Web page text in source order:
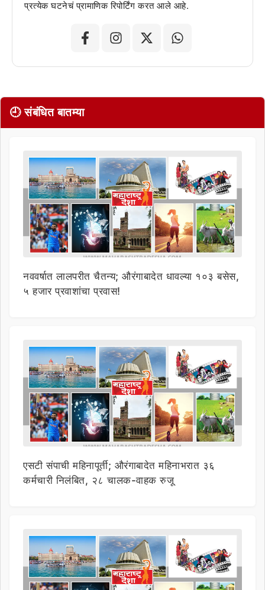
प्रत्येक घटनेचं प्रामाणिक रिपोर्टिंग करत आले आहे.
🕘 संबंधित बातम्या
नववर्षात लालपरीत चैतन्य; औरंगाबादेत धावल्या १०३ बसेस,
५ हजार प्रवाशांचा प्रवास!
एसटी संपाची महिनापूर्ती; औरंगाबादेत महिनाभरात ३६
कर्मचारी निलंबित, २८ चालक-वाहक रुजू